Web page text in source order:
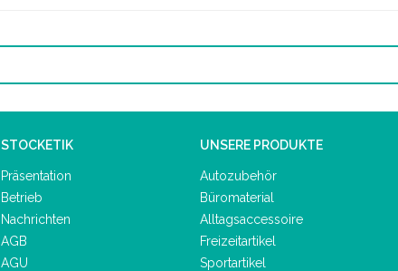
STOCKETIK
Präsentation
Betrieb
Nachrichten
AGB
AGU
UNSERE PRODUKTE
Autozubehör
Büromaterial
Alltagsaccessoire
Freizeitartikel
Sportartikel